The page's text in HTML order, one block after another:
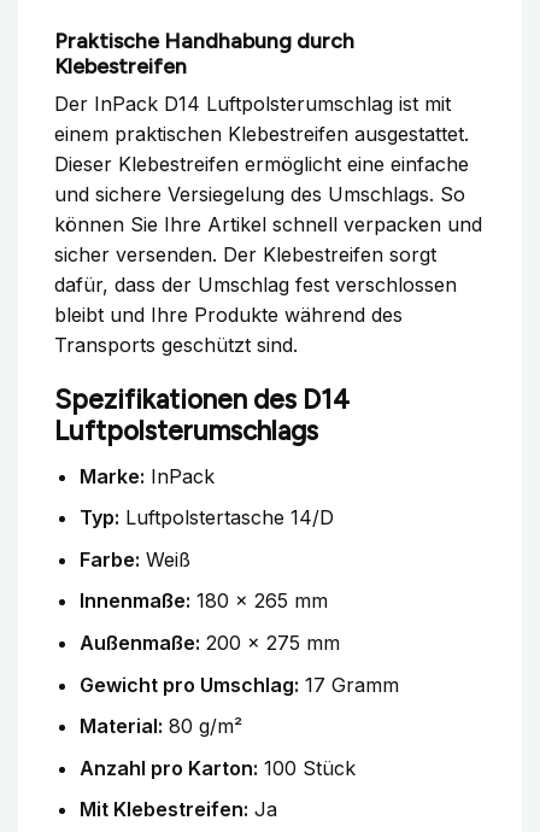
Praktische Handhabung durch
Klebestreifen
Der InPack D14 Luftpolsterumschlag ist mit
einem praktischen Klebestreifen ausgestattet.
Dieser Klebestreifen ermöglicht eine einfache
und sichere Versiegelung des Umschlags. So
können Sie Ihre Artikel schnell verpacken und
sicher versenden. Der Klebestreifen sorgt
dafür, dass der Umschlag fest verschlossen
bleibt und Ihre Produkte während des
Transports geschützt sind.
Spezifikationen des D14
Luftpolsterumschlags
Marke: InPack
Typ: Luftpolstertasche 14/D
Farbe: Weiß
Innenmaße: 180 x 265 mm
Außenmaße: 200 x 275 mm
Gewicht pro Umschlag: 17 Gramm
Material: 80 g/m²
Anzahl pro Karton: 100 Stück
Mit Klebestreifen: Ja